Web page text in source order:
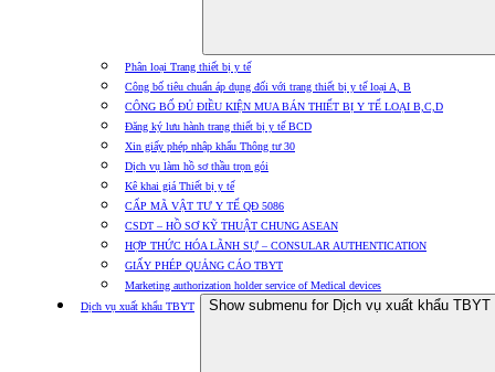
Phân loại Trang thiết bị y tế
Công bố tiêu chuẩn áp dụng đối với trang thiết bị y tế loại A, B
CÔNG BỐ ĐỦ ĐIỀU KIỆN MUA BÁN THIẾT BỊ Y TẾ LOẠI B,C,D
Đăng ký lưu hành trang thiết bị y tế BCD
Xin giấy phép nhập khẩu Thông tư 30
Dịch vụ làm hồ sơ thầu trọn gói
Kê khai giá Thiết bị y tế
CẤP MÃ VẬT TƯ Y TẾ QĐ 5086
CSDT – HỒ SƠ KỸ THUẬT CHUNG ASEAN
HỢP THỨC HÓA LÃNH SỰ – CONSULAR AUTHENTICATION
GIẤY PHÉP QUẢNG CÁO TBYT
Marketing authorization holder service of Medical devices
Dịch vụ xuất khẩu TBYT
Show submenu for Dịch vụ xuất khẩu TBYT